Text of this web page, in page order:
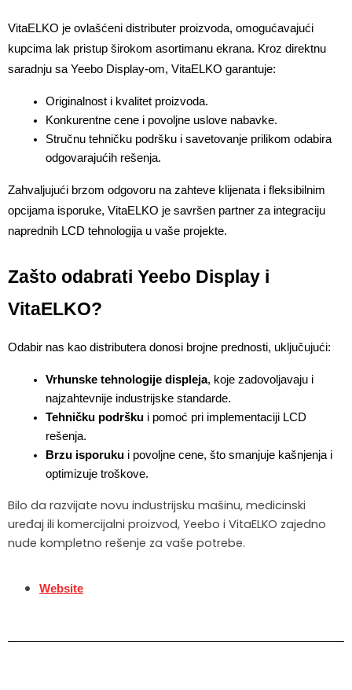
VitaELKO je ovlašćeni distributer proizvoda, omogućavajući
kupcima lak pristup širokom asortimanu ekrana. Kroz direktnu
saradnju sa Yeebo Display-om, VitaELKO garantuje:
Originalnost i kvalitet proizvoda.
Konkurentne cene i povoljne uslove nabavke.
Stručnu tehničku podršku i savetovanje prilikom odabira
odgovarajućih rešenja.
Zahvaljujući brzom odgovoru na zahteve klijenata i fleksibilnim
opcijama isporuke, VitaELKO je savršen partner za integraciju
naprednih LCD tehnologija u vaše projekte.
Zašto odabrati Yeebo Display i
VitaELKO?
Odabir nas kao distributera donosi brojne prednosti, uključujući:
Vrhunske tehnologije displeja, koje zadovoljavaju i
najzahtevnije industrijske standarde.
Tehničku podršku i pomoć pri implementaciji LCD
rešenja.
Brzu isporuku i povoljne cene, što smanjuje kašnjenja i
optimizuje troškove.
Bilo da razvijate novu industrijsku mašinu, medicinski
uređaj ili komercijalni proizvod, Yeebo i VitaELKO zajedno
nude kompletno rešenje za vaše potrebe.
Website